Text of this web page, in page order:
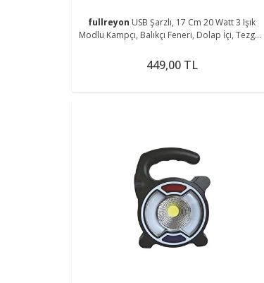
fullreyon USB Şarzlı, 17 Cm 20 Watt 3 Işık
Modlu Kampçı, Balıkçı Feneri, Dolap İçi, Tezgah
449,00 TL